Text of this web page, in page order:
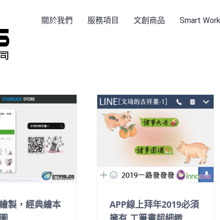
關於我們 服務項目 文創商品 Smart
製，經典繪本
APP線上拜年2019必須